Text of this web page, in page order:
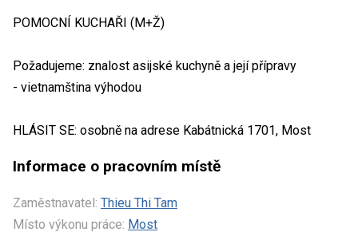
POMOCNÍ KUCHAŘI (M+Ž)
Požadujeme: znalost asijské kuchyně a její přípravy
- vietnamština výhodou
HLÁSIT SE: osobně na adrese Kabátnická 1701, Most
Informace o pracovním místě
Zaměstnavatel: Thieu Thi Tam
Místo výkonu práce: Most